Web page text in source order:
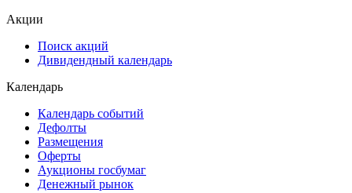
Акции
Поиск акций
Дивидендный календарь
Календарь
Календарь событий
Дефолты
Размещения
Оферты
Аукционы госбумаг
Денежный рынок